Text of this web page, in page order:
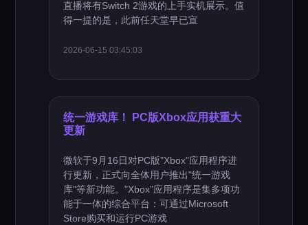
直播将有Switch 2游戏的上手实机展示。值
得一提的是，此前任天堂早已宣
2026-06-15 03:45:03
统一游戏库！ PC版Xbox应用获重大
更新
微软于9月16日对PC版"Xbox"应用程序进
行更新，正式向全体用户推出"统一游戏
库"等新功能。"Xbox"应用程序是集多项功
能于一体的综合平台：可通过Microsoft
Store购买和运行PC游戏